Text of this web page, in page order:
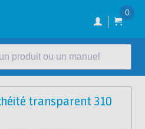
0
produit ou un manuel
transparent 310